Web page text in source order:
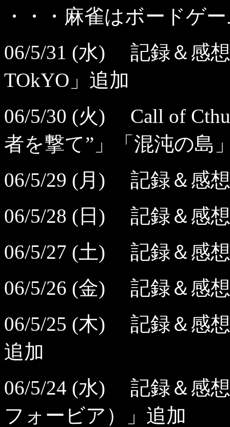
・・・麻雀はボードゲ
06/5/31 (水) 記録＆感
TOkYO」追加
06/5/30 (火) Call of
者を撃て”」「混沌の島
06/5/29 (月) 記録＆感
06/5/28 (日) 記録＆感
06/5/27 (土) 記録＆感
06/5/26 (金) 記録＆感
06/5/25 (木) 記録＆感
追加
06/5/24 (水) 記録＆感
フォービア）」追加